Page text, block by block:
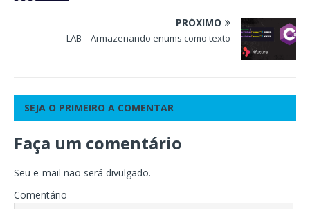
PRÓXIMO
LAB – Armazenando enums como texto
SEJA O PRIMEIRO A COMENTAR
Faça um comentário
Seu e-mail não será divulgado.
Comentário